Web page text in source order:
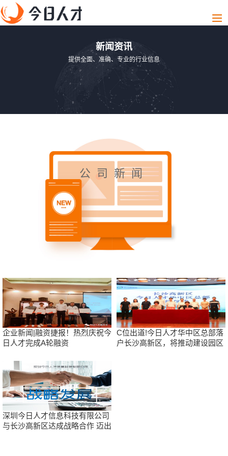
新闻资讯
提供全面、准确、专业的行业信息
公司新闻
企业新闻|融资捷报！热烈庆祝今
日人才完成A轮融资
C位出道!今日人才华中区总部落
户长沙高新区，将推动建设园区
深圳今日人才信息科技有限公司
与长沙高新区达成战略合作 迈出